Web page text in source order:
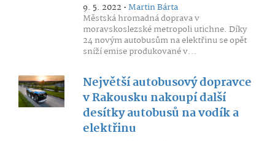
9. 5. 2022 •Martin Bárta
Městská hromadná doprava v
moravskoslezské metropoli utichne. Díky
24 novým autobusům na elektřinu se opět
sníží emise produkované v...
Největší autobusový dopravce
v Rakousku nakoupí další
desítky autobusů na vodík a
elektřinu